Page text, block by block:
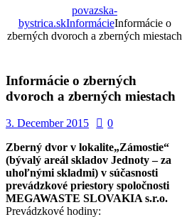
povazska-
bystrica.skInformácieInformácie o
zberných dvoroch a zberných miestach
Informácie o zberných
dvoroch a zberných miestach
3. December 2015
0
Zberný dvor v lokalite„Zámostie“
(bývalý areál skladov Jednoty – za
uhoľnými skladmi) v súčasnosti
prevádzkové priestory spoločnosti
MEGAWASTE SLOVAKIA s.r.o.
Prevádzkové hodiny: